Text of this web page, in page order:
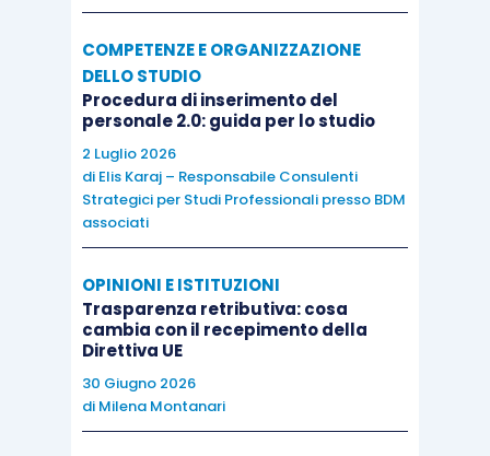
COMPETENZE E ORGANIZZAZIONE
DELLO STUDIO
Procedura di inserimento del
personale 2.0: guida per lo studio
2 Luglio 2026
di Elis Karaj – Responsabile Consulenti
Strategici per Studi Professionali presso BDM
associati
OPINIONI E ISTITUZIONI
Trasparenza retributiva: cosa
cambia con il recepimento della
Direttiva UE
30 Giugno 2026
di Milena Montanari